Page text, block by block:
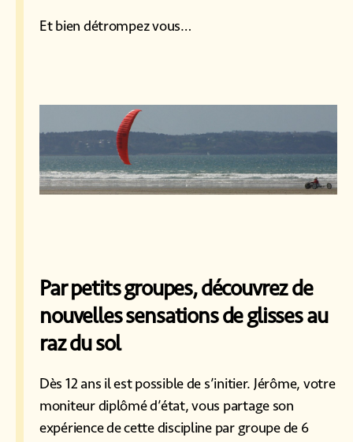
Et bien détrompez vous…
Par petits groupes, découvrez de
nouvelles sensations de glisses au
raz du sol
Dès 12 ans il est possible de s’initier. Jérôme, votre
moniteur diplômé d’état, vous partage son
expérience de cette discipline par groupe de 6